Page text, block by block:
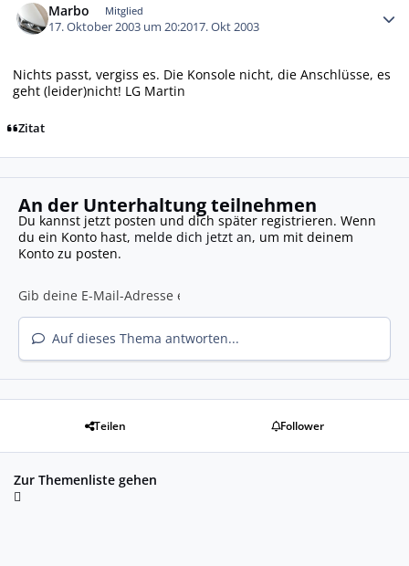
Marbo Mitglied
17. Oktober 2003 um 20:2017. Okt 2003
Nichts passt, vergiss es. Die Konsole nicht, die Anschlüsse, es
geht (leider)nicht! LG Martin
Zitat
An der Unterhaltung teilnehmen
Du kannst jetzt posten und dich später registrieren. Wenn
du ein Konto hast, melde dich jetzt an, um mit deinem
Konto zu posten.
Auf dieses Thema antworten...
Teilen Follower
Zur Themenliste gehen